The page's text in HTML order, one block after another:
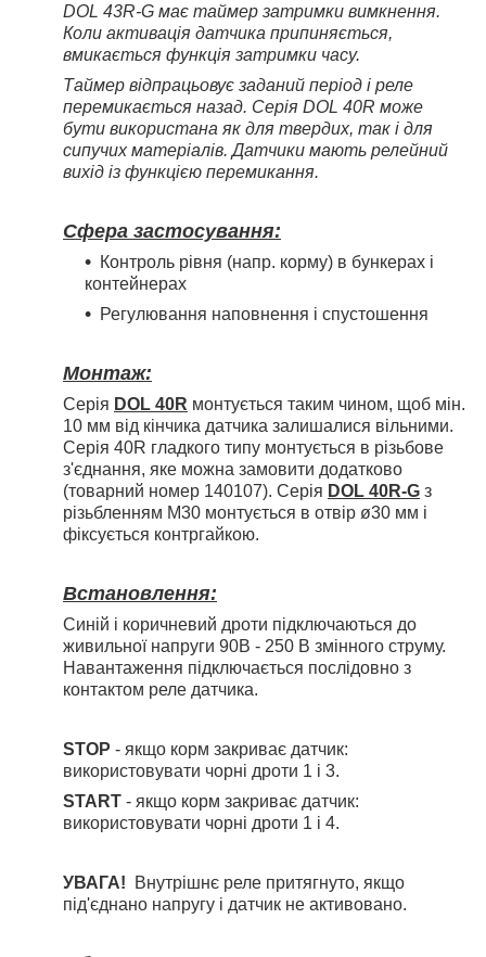
DOL 43R-G має таймер затримки вимкнення.
Коли активація датчика припиняється,
вмикається функція затримки часу.
Таймер відпрацьовує заданий період і реле
перемикається назад. Серія DOL 40R може
бути використана як для твердих, так і для
сипучих матеріалів. Датчики мають релейний
вихід із функцією перемикання.
Сфера застосування:
Контроль рівня (напр. корму) в бункерах і
контейнерах
Регулювання наповнення і спустошення
Монтаж:
Серія DOL 40R монтується таким чином, щоб мін.
10 мм від кінчика датчика залишалися вільними.
Серія 40R гладкого типу монтується в різьбове
з'єднання, яке можна замовити додатково
(товарний номер 140107). Серія DOL 40R-G з
різьбленням M30 монтується в отвір ø30 мм і
фіксується контргайкою.
Встановлення:
Синій і коричневий дроти підключаються до
живильної напруги 90В - 250 В змінного струму.
Навантаження підключається послідовно з
контактом реле датчика.
STOP - якщо корм закриває датчик:
використовувати чорні дроти 1 і 3.
START - якщо корм закриває датчик:
використовувати чорні дроти 1 і 4.
УВАГА! Внутрішнє реле притягнуто, якщо
під'єднано напругу і датчик не активовано.